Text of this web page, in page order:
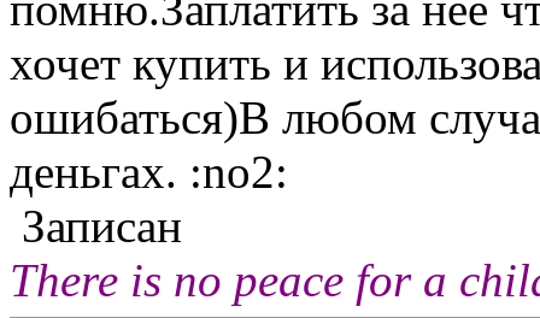
хочет купить и
ошибаться)В любом
деньгах. :no2:
Записан
There is no peace for a